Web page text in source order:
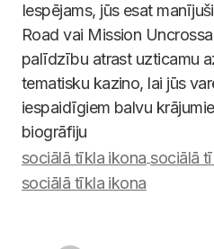
Iespējams, jūs esat
Road vai Mission
palīdzību atrast uzticamu
tematisku kazino, lai jūs
iespaidīgiem balvu
biogrāfiju